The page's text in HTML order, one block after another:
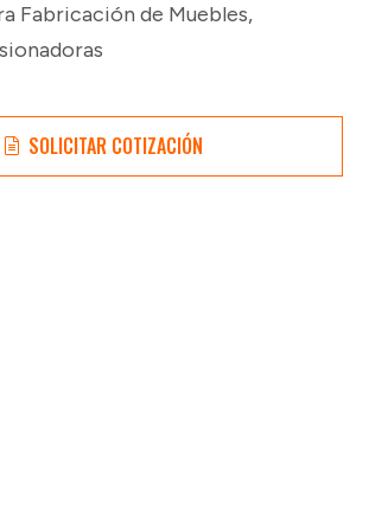
Fabricación de Muebles,
SOLICITAR COTIZACIÓN